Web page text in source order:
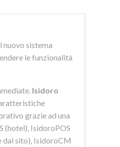
nuovo sistema
le funzionalità
Isidoro
grazie ad una
(hotel), IsidoroPOS
sito), IsidoroCM